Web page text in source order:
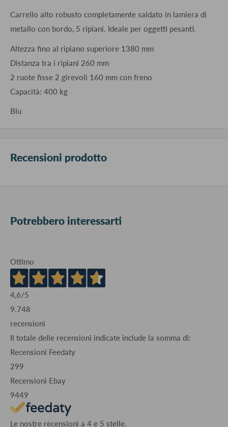
Carrello alto robusto completamente saldato in lamiera di
metallo con bordo, 5 ripiani. Ideale per oggetti pesanti.
Altezza fino al ripiano superiore 1380 mm
Distanza tra i ripiani 260 mm
2 ruote fisse 2 girevoli 160 mm con freno
Capacità: 400 kg
Blu
Recensioni prodotto
Potrebbero interessarti
Ottimo
4,6/5
9.748
recensioni
Il totale delle recensioni indicate include la somma di:
Recensioni Feedaty
299
Recensioni Ebay
9449
Le nostre recensioni a 4 e 5 stelle.